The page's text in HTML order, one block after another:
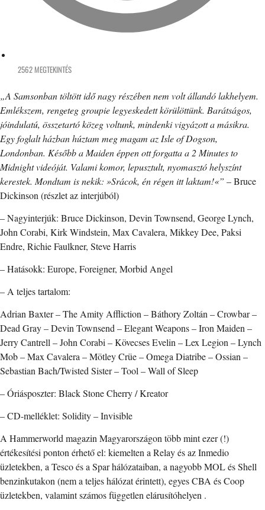
2562 MEGTEKINTÉS
„A Samsonban töltött idő nagy részében nem volt állandó lakhelyem.
Emlékszem, rengeteg groupie legyeskedett körülöttünk. Barátságos,
jóindulatú, összetartó közeg voltunk, mindenki vigyázott a másikra.
Egy foglalt házban húztam meg magam az Isle of Dogson,
Londonban. Később a Maiden éppen ott forgatta a 2 Minutes to
Midnight videóját. Valami komor, lepusztult, nyomasztó helyszínt
kerestek. Mondtam is nekik: »Srácok, én régen itt laktam!«” – Bruce
Dickinson (részlet az interjúból)
– Nagyinterjúk: Bruce Dickinson, Devin Townsend, George Lynch,
John Corabi, Kirk Windstein, Max Cavalera, Mikkey Dee, Paksi
Endre, Richie Faulkner, Steve Harris
– Hatásokk: Europe, Foreigner, Morbid Angel
– A teljes tartalom:
Adrian Baxter – The Amity Affliction – Báthory Zoltán – Crowbar –
Dead Gray – Devin Townsend – Elegant Weapons – Iron Maiden –
Jerry Cantrell – John Corabi – Kövecses Evelin – Lex Legion – Lynch
Mob – Max Cavalera – Mötley Crüe – Omega Diatribe – Ossian –
Sebastian Bach/Twisted Sister – Tool – Wall of Sleep
– Óriásposzter: Black Stone Cherry / Kreator
– CD-melléklet: Solidity – Invisible
A Hammerworld magazin Magyarországon több mint ezer (!)
értékesítési ponton érhető el: kiemelten a Relay és az Inmedio
üzletekben, a Tesco és a Spar hálózataiban, a nagyobb MOL és Shell
benzinkutakon (nem a teljes hálózat érintett), egyes CBA és Coop
üzletekben, valamint számos független elárusítóhelyen .